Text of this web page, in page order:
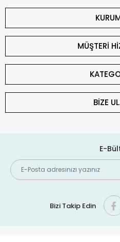
MÜŞTERİ
BİZE
E-
Bizi Takip Edin